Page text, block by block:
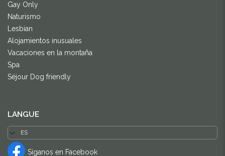
Gay Only
Naturismo
Lesbian
Alojamientos inusuales
Vacaciones en la montaña
Spa
Séjour Dog friendly
LANGUE
Síganos en Facebook